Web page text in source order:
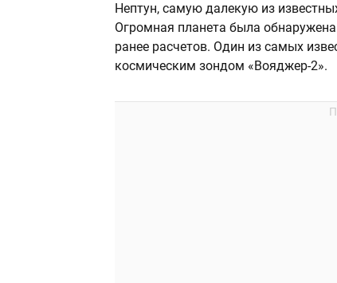
Нептун, самую далекую из
Огромная планета была
ранее расчетов. Один из самых
космическим зондом «Вояджер-2».